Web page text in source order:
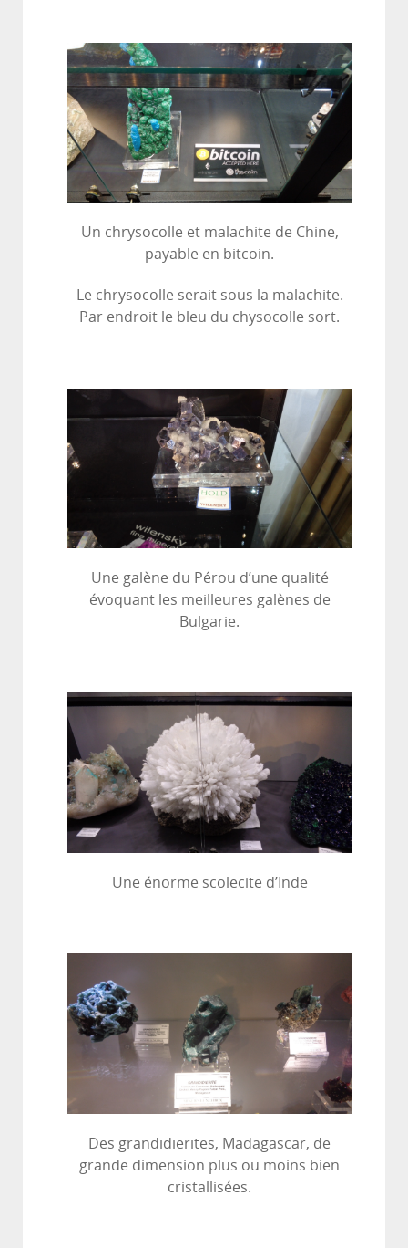
Un chrysocolle et malachite de Chine,
payable en bitcoin.
Le chrysocolle serait sous la malachite.
Par endroit le bleu du chysocolle sort.
Une galène du Pérou d’une qualité
évoquant les meilleures galènes de
Bulgarie.
Une énorme scolecite d’Inde
Des grandidierites, Madagascar, de
grande dimension plus ou moins bien
cristallisées.